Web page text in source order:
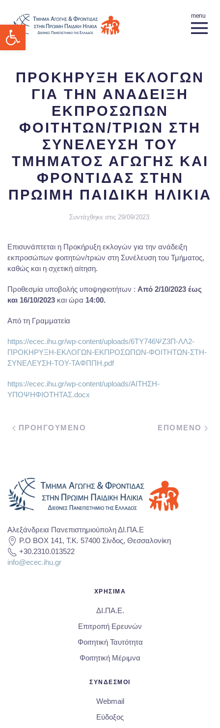
Ανοίξτε τη γραμμή εργαλείων
ΠΡΟΚΗΡΥΞΗ ΕΚΛΟΓΩΝ
ΓΙΑ ΤΗΝ ΑΝΑΔΕΙΞΗ
ΕΚΠΡΟΣΩΠΩΝ
ΦΟΙΤΗΤΩΝ/ΤΡΙΩΝ ΣΤΗ
ΣΥΝΕΛΕΥΣΗ ΤΟΥ
ΤΜΗΜΑΤΟΣ ΑΓΩΓΗΣ ΚΑΙ
ΦΡΟΝΤΙΔΑΣ ΣΤΗΝ
ΠΡΩΙΜΗ ΠΑΙΔΙΚΗ ΗΛΙΚΙΑ
Συντάχθηκε στις 29/09/2023.
Επισυνάπτεται η Προκήρυξη εκλογών για την ανάδειξη
εκπροσώπων φοιτητών/τριών στη Συνέλευση του Τμήματος,
καθώς και η σχετική αίτηση.
Προθεσμία υποβολής υποψηφιοτήτων : Από 2/10/2023 έως
και 16/10/2023 και ώρα 14:00.
Από τη Γραμματεία
https://ecec.ihu.gr/wp-content/uploads/6ΤΥ746ΨΖ3Π-ΛΛ2-
ΠΡΟΚΗΡΥΞΗ-ΕΚΛΟΓΩΝ-ΕΚΠΡΟΣΩΠΩΝ-ΦΟΙΤΗΤΩΝ-ΣΤΗ-
ΣΥΝΕΛΕΥΣΗ-ΤΟΥ-ΤΑΦΠΠΗ.pdf
https://ecec.ihu.gr/wp-content/uploads/ΑΙΤΗΣΗ-
ΥΠΟΨΗΦΙΟΤΗΤΑΣ.docx
ΠΡΟΗΓΟΥΜΕΝΟ ΕΠΟΜΕΝΟ
Αλεξάνδρεια Πανεπιστημιούπολη ΔΙ.ΠΑ.Ε
P.O BOX 141, T.K. 57400 Σίνδος, Θεσσαλονίκη
+30.2310.013522
info@ecec.ihu.gr
ΧΡΗΣΙΜΑ
ΔΙ.ΠΑ.Ε.
Επιτροπή Ερευνών
Φοιτητική Ταυτότητα
Φοιτητική Μέριμνα
ΣΥΝΔΕΣΜΟΙ
Webmail
Εύδοξος